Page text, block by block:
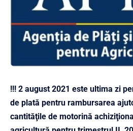
!!! 2 august 2021 este ultima zi
de plată pentru rambursarea
cantităţile de motorină